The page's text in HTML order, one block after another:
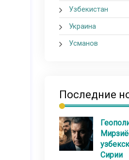
Узбекистан
Украина
Усманов
Последние
Сирии